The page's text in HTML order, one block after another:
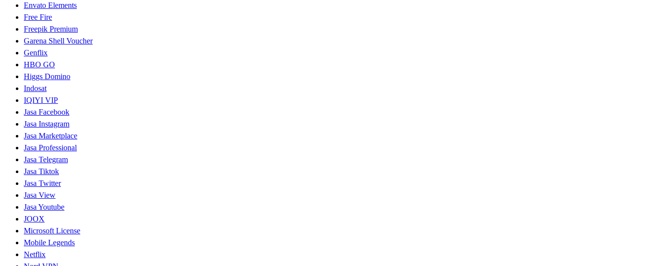
Envato Elements
Free Fire
Freepik Premium
Garena Shell Voucher
Genflix
HBO GO
Higgs Domino
Indosat
IQIYI VIP
Jasa Facebook
Jasa Instagram
Jasa Marketplace
Jasa Professional
Jasa Telegram
Jasa Tiktok
Jasa Twitter
Jasa View
Jasa Youtube
JOOX
Microsoft License
Mobile Legends
Netflix